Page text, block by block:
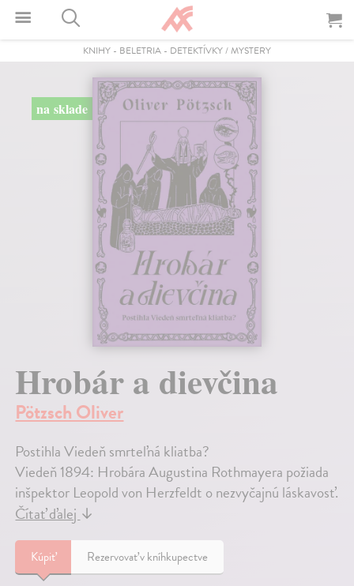
KNIHY - BELETRIA - DETEKTÍVKY / MYSTERY
na sklade
Hrobár a dievčina
Pötzsch Oliver
Postihla Viedeň smrteľná kliatba?
Viedeň 1894: Hrobára Augustina Rothmayera požiada
inšpektor Leopold von Herzfeldt o nezvyčajnú láskavosť.
Čítať ďalej↓
Kúpiť Rezervovať v kníhkupectve